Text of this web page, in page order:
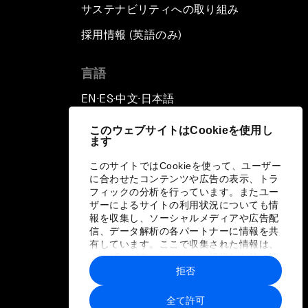
このウェブサイトはCookieを使用し
ます
このサイトではCookieを使って、ユーザー
に合わせたコンテンツや広告の表示、トラ
フィックの分析を行っています。またユー
ザーによるサイトの利用状況についても情
報を収集し、ソーシャルメディアや広告配
信、データ解析の各パートナーに情報を共
有しています。ここで収集された情報は、
ユーザーが各パートナーに提供した他の情
報や各パートナーのサービスを使用した際
に収集された情報と組み合わされ、各パー
トナーによって使用されることがありま
全て許可
拒否
サステナビリティへの取り組み
採用情報 (英語のみ)
言語
EN ▪ ES▪中文▪ 日本語